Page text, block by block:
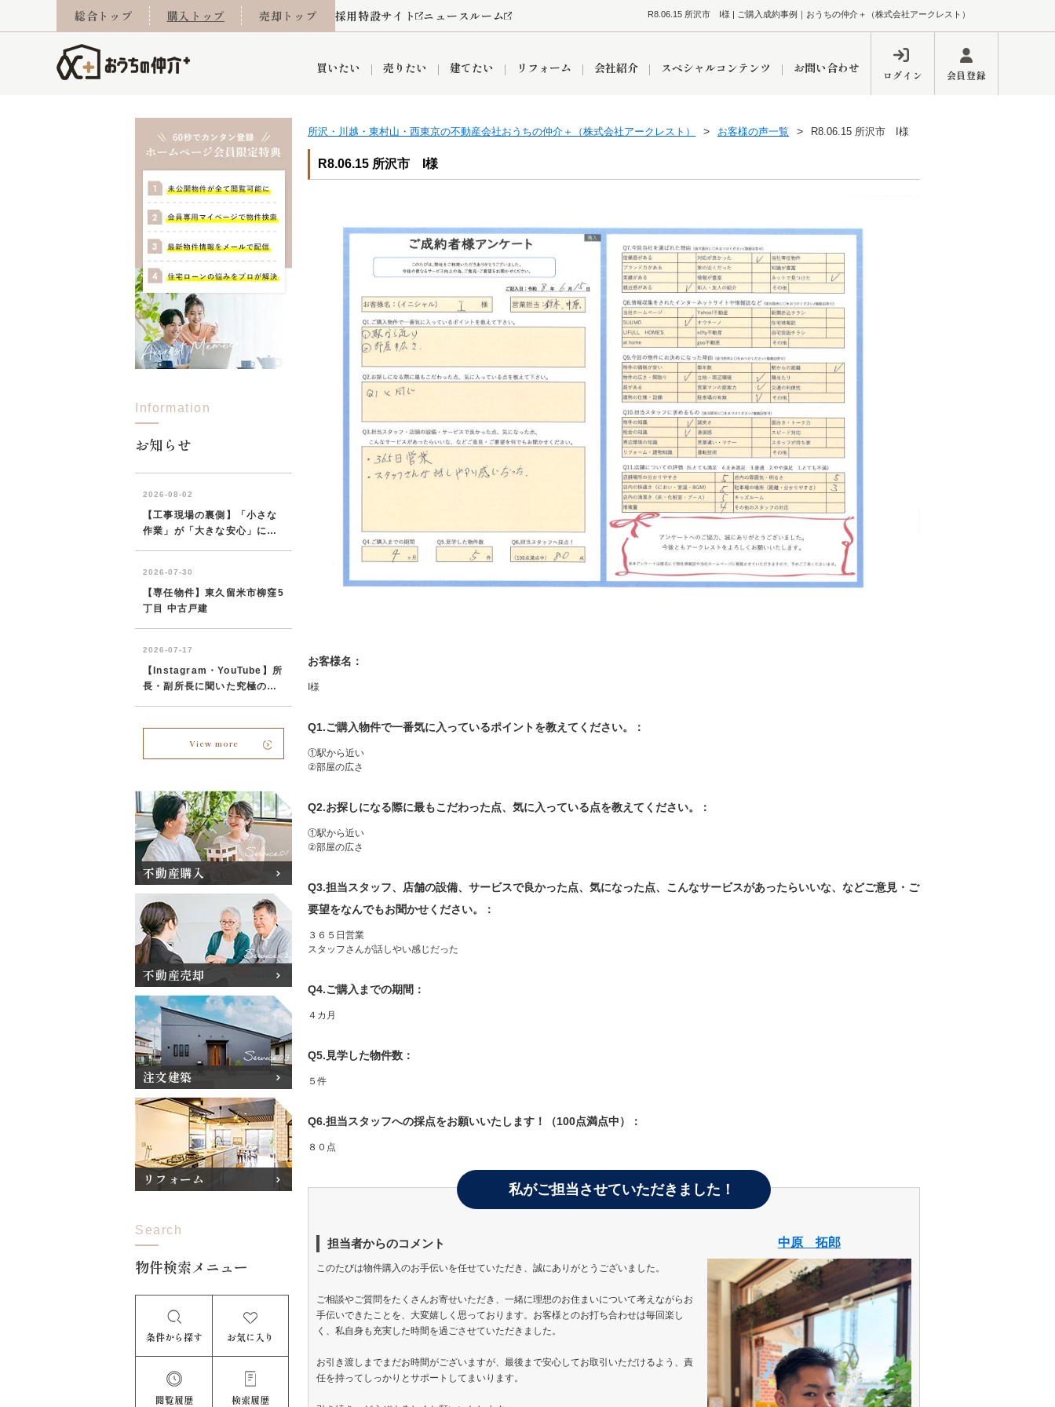
R8.06.15 所沢市 I様 | ご購入成約事例｜おうちの仲介＋（株式会社アークレスト）
総合トップ 購入トップ 売却トップ 採用特設サイト ニュースルーム
買いたい
町名から探す
当社お預かり物件 グループ会社施工物件 リノベーション済み物件
今月の住宅ローン金利 8代疾病保証付き住宅ローン 団体信用保険 購入するメリット
所沢市 川越市 新座市 朝霞市 西東京市 東村山市
東久留米市
売りたい
売却成功実績
住み替え 離婚 空き家 リースバック
西東京市 東久留米市 入間市 新座市 清瀬市 練馬区
建てたい リフォーム
リフォーム事例 【埼玉】補助金・助成金
会社紹介
採用情報 お客様の声
小手指営業所 所沢営業所 入間営業所 ひばりケ丘営業所 秋津営業所 東久留米営業所
おうちLABO おうちパークグループの強み
スペシャルコンテンツ
おうちパークくらぶ
お問い合わせ
売却査定依頼
ログイン 会員登録
所沢・川越・東村山・西東京の不動産会社おうちの仲介＋（株式会社アークレスト） お客様の声一覧 R8.06.15 所沢市 I様
R8.06.15 所沢市 I様
お客様名：
I様
Q1.ご購入物件で一番気に入っているポイントを教えてください。：
①駅から近い
②部屋の広さ
Q2.お探しになる際に最もこだわった点、気に入っている点を教えてください。：
①駅から近い
②部屋の広さ
Q3.担当スタッフ、店舗の設備、サービスで良かった点、気になった点、こんなサービスがあったらいいな、などご意見・ご
要望をなんでもお聞かせください。：
３６５日営業
スタッフさんが話しやい感じだった
Q4.ご購入までの期間：
４カ月
Q5.見学した物件数：
５件
Q6.担当スタッフへの採点をお願いいたします！（100点満点中）：
８０点
私がご担当させていただきました！
担当者からのコメント
このたびは物件購入のお手伝いを任せていただき、誠にありがとうございました。
ご相談やご質問をたくさんお寄せいただき、一緒に理想のお住まいについて考えながらお
手伝いできたことを、大変嬉しく思っております。お客様とのお打ち合わせは毎回楽し
く、私自身も充実した時間を過ごさせていただきました。
お引き渡しまでまだお時間がございますが、最後まで安心してお取引いただけるよう、責
任を持ってしっかりとサポートしてまいります。
中原 拓郎
Information
お知らせ
View more
不動産購入
不動産売却
注文建築
リフォーム
Search
物件検索メニュー
条件から探す お気に入り
閲覧履歴 検索履歴